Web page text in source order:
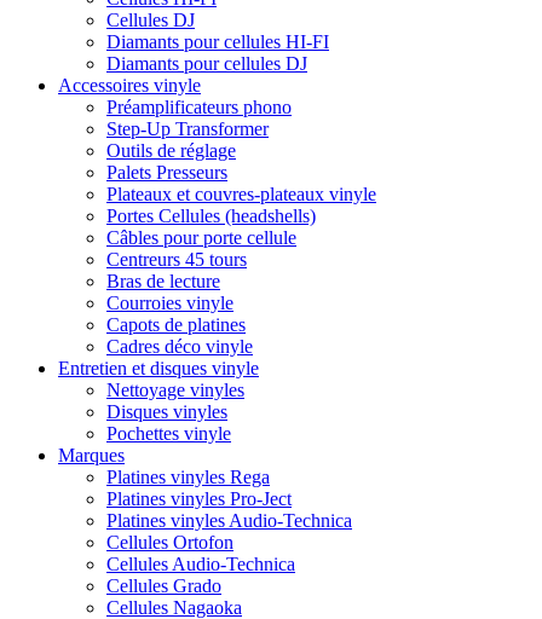
Cellules DJ
Diamants pour cellules HI-FI
Diamants pour cellules DJ
Accessoires vinyle
Préamplificateurs phono
Step-Up Transformer
Outils de réglage
Palets Presseurs
Plateaux et couvres-plateaux vinyle
Portes Cellules (headshells)
Câbles pour porte cellule
Centreurs 45 tours
Bras de lecture
Courroies vinyle
Capots de platines
Cadres déco vinyle
Entretien et disques vinyle
Nettoyage vinyles
Disques vinyles
Pochettes vinyle
Marques
Platines vinyles Rega
Platines vinyles Pro-Ject
Platines vinyles Audio-Technica
Cellules Ortofon
Cellules Audio-Technica
Cellules Grado
Cellules Nagaoka